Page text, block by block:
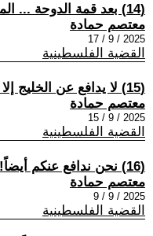
(14) بعد قمة الدوحة ... المنطقة إلى أين؟!
معتصم حمادة
2025 / 9 / 17
القضية الفلسطينية
(15) لا يدافع عن الخليج إلا أهله
معتصم حمادة
2025 / 9 / 15
القضية الفلسطينية
(16) نحن ندافع عنكم أيضاً!
معتصم حمادة
2025 / 9 / 9
القضية الفلسطينية